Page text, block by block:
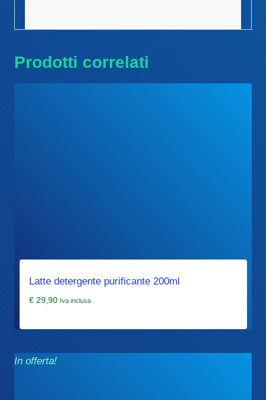
Prodotti correlati
Latte detergente purificante 200ml
€29,90 Iva inclusa
In offerta!